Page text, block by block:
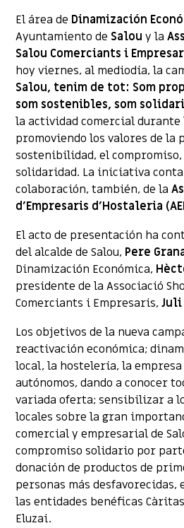
El área de Dinamización
Ayuntamiento de Salou y la
Salou Comerciants i
hoy viernes, al mediodía, la
Salou, tenim de tot: Som
som sostenibles, som
la actividad comercial durante
promoviendo los valores de la
sostenibilidad, el
solidaridad. La iniciativa
colaboración, también, de la
d’Empresaris d’Hostaleria
El acto de presentación ha
del alcalde de Salou, Pere
Dinamización Económica,
presidente de la Associació
Comerciants i Empresaris,
Los objetivos de la nueva
reactivación económica;
local, la hostelería, la empresa
autónomos, dando a conocer
variada oferta; sensibilizar a
locales sobre la gran
comercial y empresarial de
compromiso solidario por
donación de productos de
personas más desfavorecidas,
las entidades benéficas Càritas
Eluzai.